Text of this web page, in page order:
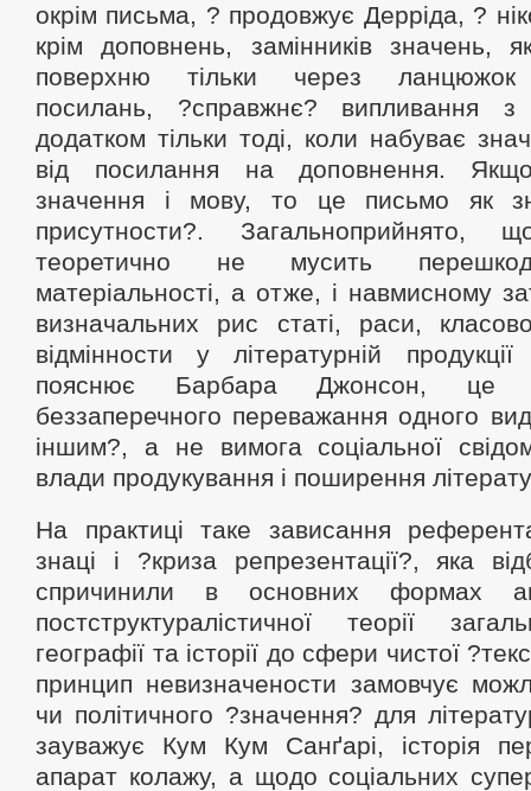
окрім письма, ? продовжує Дерріда, ?
крім доповнень, замінників значень,
поверхню тільки через ланцюжок
посилань, ?справжнє? випливання
додатком тільки тоді, коли набуває
від посилання на доповнення.
значення і мову, то це письмо як
присутности?. Загальноприйнято,
теоретично не мусить
матеріальності, а отже, і навмисному
визначальних рис статі, раси,
відмінности у літературній
пояснює Барбара Джонсон, це
беззаперечного переважання одного
іншим?, а не вимога соціальної
влади продукування і поширення
На практиці таке зависання
знаці і ?криза репрезентації?, яка
спричинили в основних формах
постструктуралістичної теорії
географії та історії до сфери чистої
принцип невизначености замовчує
чи політичного ?значення? для
зауважує Кум Кум Санґарі, історія
апарат колажу, а щодо соціальних